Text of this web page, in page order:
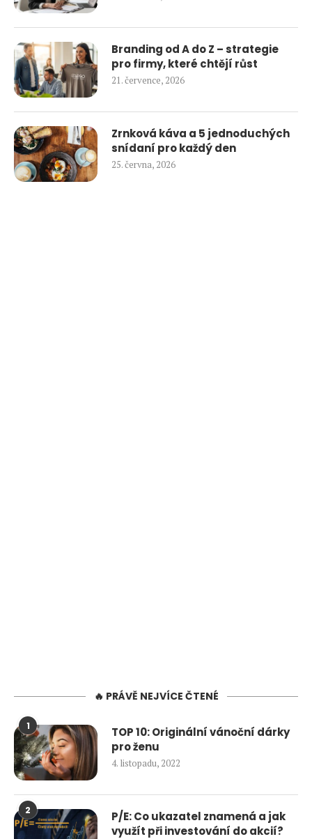
Branding od A do Z – strategie
pro firmy, které chtějí růst
21. července, 2026
Zrnková káva a 5 jednoduchých
snídaní pro každý den
25. června, 2026
🔥 PRÁVĚ NEJVÍCE ČTENÉ
1
TOP 10: Originální vánoční dárky
pro ženu
4. listopadu, 2022
2
P/E: Co ukazatel znamená a jak
využít při investování do akcií?